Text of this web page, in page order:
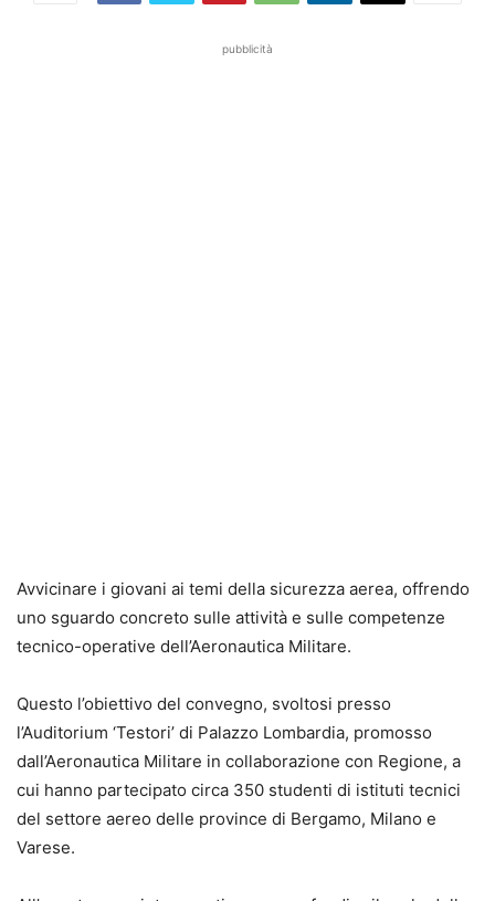
pubblicità
Avvicinare i giovani ai temi della sicurezza aerea, offrendo
uno sguardo concreto sulle attività e sulle competenze
tecnico-operative dell’Aeronautica Militare.
Questo l’obiettivo del convegno, svoltosi presso
l’Auditorium ‘Testori’ di Palazzo Lombardia, promosso
dall’Aeronautica Militare in collaborazione con Regione, a
cui hanno partecipato circa 350 studenti di istituti tecnici
del settore aereo delle province di Bergamo, Milano e
Varese.